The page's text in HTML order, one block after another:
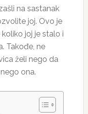
na sastanak
joj. Ovo je
joj je stalo i
Takođe, ne
želi nego da
ona.